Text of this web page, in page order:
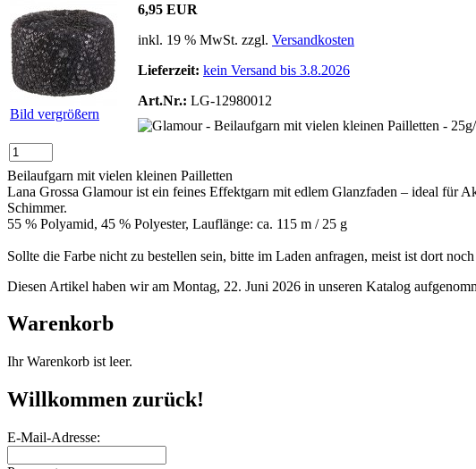
Bild vergrößern
6,95 EUR
inkl. 19 % MwSt. zzgl. Versandkosten
Lieferzeit: kein Versand bis 3.8.2026
Art.Nr.: LG-12980012
Beilaufgarn mit vielen kleinen Pailletten
Lana Grossa Glamour ist ein feines Effektgarn mit edlem Glanzfaden – ideal für
Schimmer.
55 % Polyamid, 45 % Polyester, Lauflänge: ca. 115 m / 25 g
Sollte die Farbe nicht zu bestellen sein, bitte im Laden anfragen, meist ist dort
Diesen Artikel haben wir am Montag, 22. Juni 2026 in unseren Katalog
Warenkorb
Ihr Warenkorb ist leer.
Willkommen zurück!
E-Mail-Adresse: